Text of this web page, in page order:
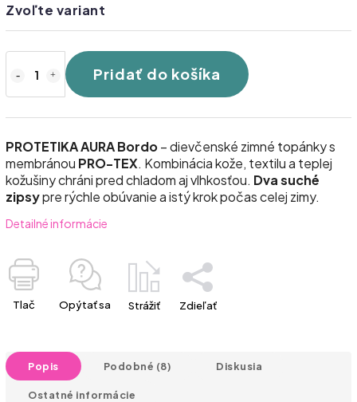
Zvoľte variant
Pridať do košíka
PROTETIKA AURA Bordo– dievčenské zimné topánky s
membránou PRO-TEX. Kombinácia kože, textilu a teplej
kožušiny chráni pred chladom aj vlhkosťou. Dva suché
zipsypre rýchle obúvanie a istý krok počas celej zimy.
Detailné informácie
Tlač Opýtať sa Strážiť Zdieľať
Popis Podobné (8) Diskusia
Ostatné informácie